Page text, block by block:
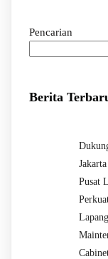
Pencarian
Berita
Pusat